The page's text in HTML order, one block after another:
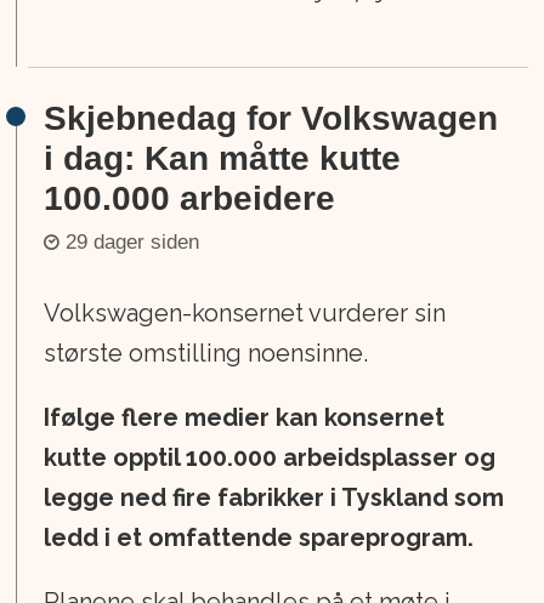
Skjebnedag for Volkswagen
i dag: Kan måtte kutte
100.000 arbeidere
29 dager siden
Volkswagen-konsernet vurderer sin
største omstilling noensinne.
Ifølge flere medier kan konsernet
kutte opptil 100.000 arbeidsplasser og
legge ned fire fabrikker i Tyskland som
ledd i et omfattende spareprogram.